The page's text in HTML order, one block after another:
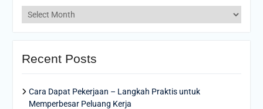
Archives
Recent Posts
Cara Dapat Pekerjaan – Langkah Praktis untuk
Memperbesar Peluang Kerja